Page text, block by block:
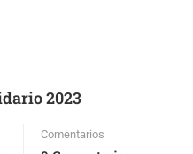
2023
Comentarios